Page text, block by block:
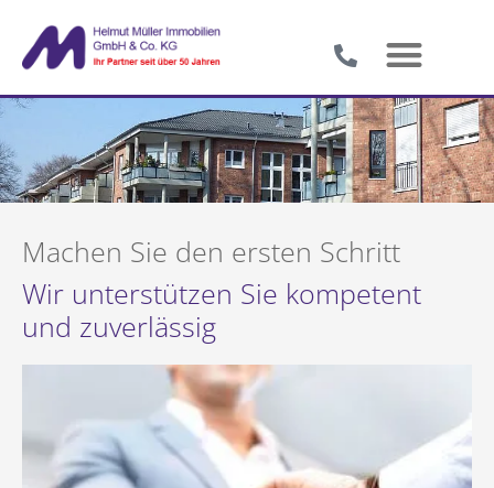
Machen Sie den ersten Schritt
Wir unterstützen Sie kompetent
und zuverlässig